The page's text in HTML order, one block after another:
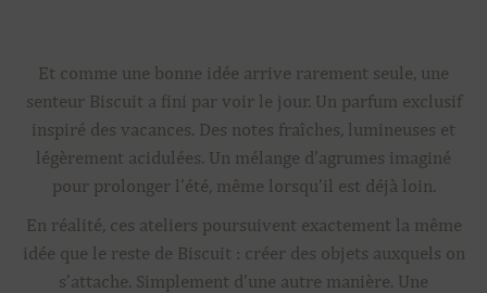
Et comme une bonne idée arrive rarement seule, une
senteur Biscuit a fini par voir le jour. Un parfum exclusif
inspiré des vacances. Des notes fraîches, lumineuses et
légèrement acidulées. Un mélange d’agrumes imaginé
pour prolonger l’été, même lorsqu’il est déjà loin.
En réalité, ces ateliers poursuivent exactement la même
idée que le reste de Biscuit : créer des objets auxquels on
s’attache. Simplement d’une autre manière. Une